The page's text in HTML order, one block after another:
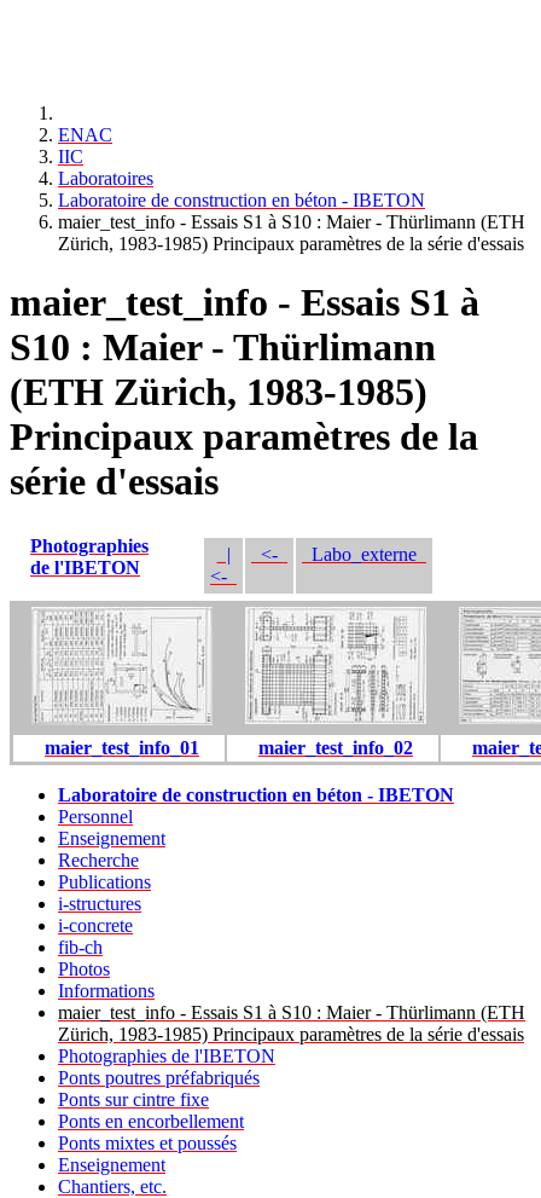
ENAC
IIC
Laboratoires
Laboratoire de construction en béton - IBETON
maier_test_info - Essais S1 à S10 : Maier - Thürlimann (ETH
Zürich, 1983-1985) Principaux paramètres de la série d'essais
maier_test_info - Essais S1 à
S10 : Maier - Thürlimann
(ETH Zürich, 1983-1985)
Principaux paramètres de la
série d'essais
Photographies
de l'IBETON
|
<-
<- Labo_externe
maier_test_info_01 maier_test_info_02
Laboratoire de construction en béton - IBETON
Personnel
Enseignement
Recherche
Publications
i-structures
i-concrete
fib-ch
Photos
Informations
maier_test_info - Essais S1 à S10 : Maier - Thürlimann (ETH
Zürich, 1983-1985) Principaux paramètres de la série d'essais
Photographies de l'IBETON
Ponts poutres préfabriqués
Ponts sur cintre fixe
Ponts en encorbellement
Ponts mixtes et poussés
Enseignement
Chantiers, etc.